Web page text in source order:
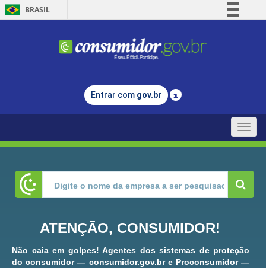
BRASIL
Comunica BR
Legislação
Entrar com gov.br
Toggle
ATENÇÃO, CONSUMIDOR!
Não caia em golpes! Agentes dos sistemas de proteção
do consumidor — consumidor.gov.br e Proconsumidor —